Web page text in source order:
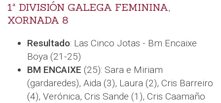
1ª DIVISIÓN GALEGA FEMININA,
XORNADA 8
Resultado: Las Cinco Jotas - Bm Encaixe
Boya (21-25)
BM ENCAIXE (25): Sara e Miriam
(gardaredes), Aida (3), Laura (2), Cris Barreiro
(4), Verónica, Cris Sande (1), Cris Caamaño